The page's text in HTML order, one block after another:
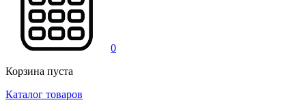
0
Корзина пуста
Каталог товаров